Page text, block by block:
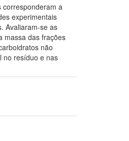
corresponderam a
experimentais
Avaliaram-se as
massa das frações
não
no resíduo e nas